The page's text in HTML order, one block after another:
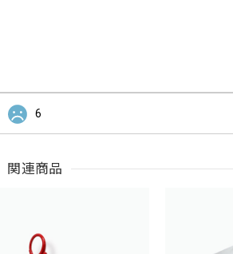
6
関連商品